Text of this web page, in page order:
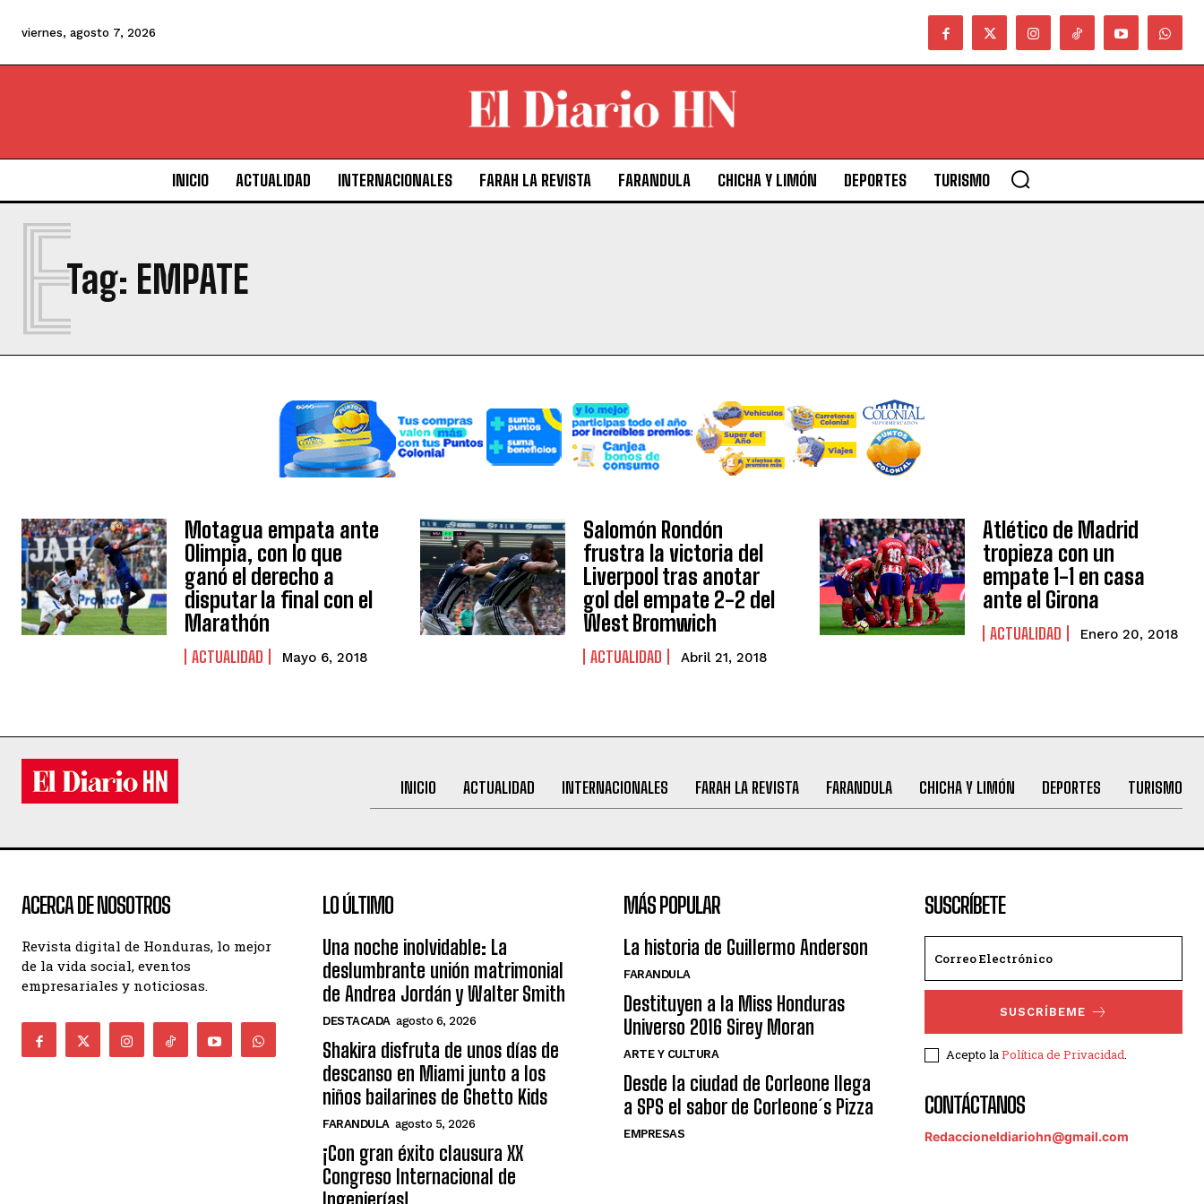
viernes, agosto 7, 2026
INICIO ACTUALIDAD INTERNACIONALES FARAH LA REVISTA FARANDULA CHICHA Y LIMÓN DEPORTES TURISMO
Tag: EMPATE
E
Motagua empata ante
Olimpia, con lo que
ganó el derecho a
disputar la final con el
Marathón
ACTUALIDAD Mayo 6, 2018
Salomón Rondón
frustra la victoria del
Liverpool tras anotar
gol del empate 2-2 del
West Bromwich
ACTUALIDAD Abril 21, 2018
Atlético de Madrid
tropieza con un
empate 1-1 en casa
ante el Girona
ACTUALIDAD Enero 20, 2018
INICIO ACTUALIDAD INTERNACIONALES FARAH LA REVISTA FARANDULA CHICHA Y LIMÓN DEPORTES TURISMO
ACERCA DE NOSOTROS
Revista digital de Honduras, lo mejor
de la vida social, eventos
empresariales y noticiosas.
LO ÚLTIMO
Una noche inolvidable: La
deslumbrante unión matrimonial
de Andrea Jordán y Walter Smith
DESTACADA agosto 6, 2026
Shakira disfruta de unos días de
descanso en Miami junto a los
niños bailarines de Ghetto Kids
FARANDULA agosto 5, 2026
¡Con gran éxito clausura XX
Congreso Internacional de
MÁS POPULAR
La historia de Guillermo Anderson
FARANDULA
Destituyen a la Miss Honduras
Universo 2016 Sirey Moran
ARTE Y CULTURA
Desde la ciudad de Corleone llega
a SPS el sabor de Corleone´s Pizza
EMPRESAS
SUSCRÍBETE
SUSCRÍBEME
Acepto laPolítica de Privacidad.
CONTÁCTANOS
Redaccioneldiariohn@gmail.com